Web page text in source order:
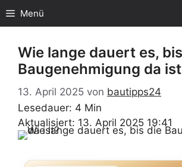
Menü
Wie lange dauert es,
Baugenehmigung da
13. April 2025 von bautipps24
Lesedauer: 4 Min
Aktualisiert: 13. April 2025 19:41